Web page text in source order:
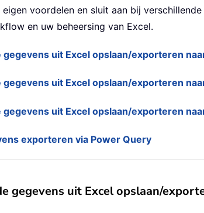
voordelen en sluit aan bij
en uw beheersing van Excel.
uit Excel opslaan/exporteren
uit Excel opslaan/exporteren
uit Excel opslaan/exporteren
exporteren via Power Query
gegevens uit Excel opslaan/